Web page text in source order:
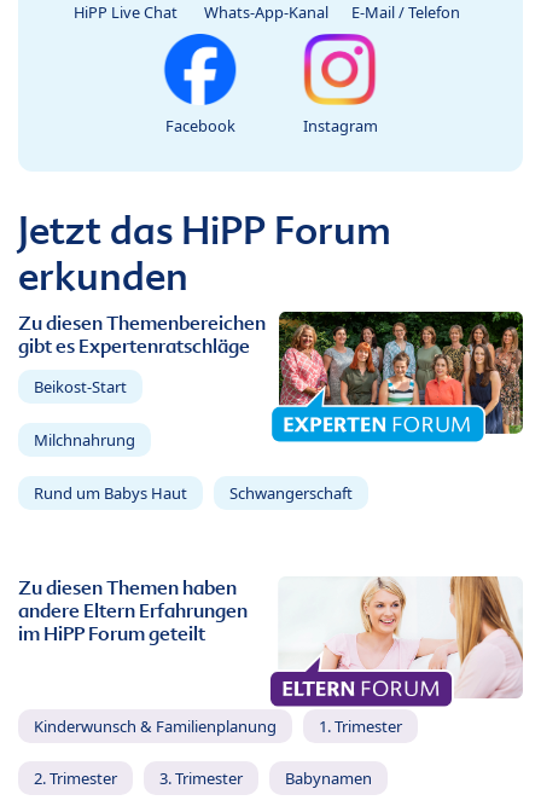
HiPP Live Chat Whats-App-Kanal E-Mail / Telefon
Facebook Instagram
Jetzt das HiPP Forum
erkunden
Zu diesen Themenbereichen
gibt es Expertenratschläge
Beikost-Start
Milchnahrung
Rund um Babys Haut Schwangerschaft
Zu diesen Themen haben
andere Eltern Erfahrungen
im HiPP Forum geteilt
Kinderwunsch & Familienplanung 1. Trimester
2. Trimester 3. Trimester Babynamen